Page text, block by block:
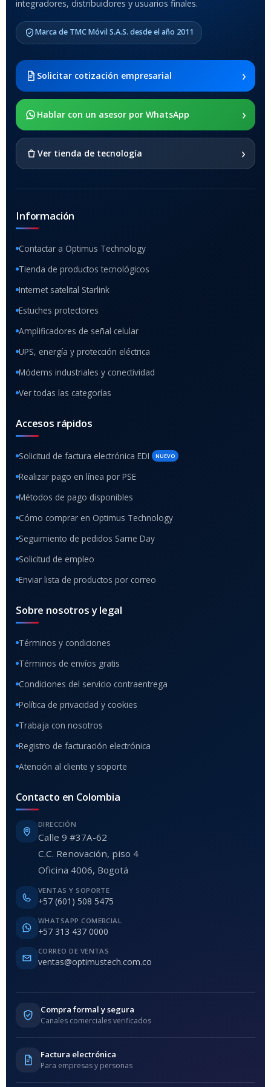
MODELO DE TABLETS
COMPATIBLES
2021 SM-x200 / Samsung
Galaxy Tab A8 10.5 2021 SM-
x205
SOPORTE DE APOYO
integradores, distribuidores y usuarios finales.
Marca de TMC Móvil S.A.S. desde el año 2011
Solicitar cotización empresarial ›
Hablar con un asesor por WhatsApp ›
Ver tienda de tecnología ›
Información
Contactar a Optimus Technology
Tienda de productos tecnológicos
Internet satelital Starlink
Estuches protectores
Amplificadores de señal celular
UPS, energía y protección eléctrica
Módems industriales y conectividad
Ver todas las categorías
Accesos rápidos
Solicitud de factura electrónica EDI NUEVO
Realizar pago en línea por PSE
Métodos de pago disponibles
Cómo comprar en Optimus Technology
Seguimiento de pedidos Same Day
Solicitud de empleo
Enviar lista de productos por correo
Sobre nosotros y legal
Términos y condiciones
Términos de envíos gratis
Condiciones del servicio contraentrega
Política de privacidad y cookies
Trabaja con nosotros
Registro de facturación electrónica
Atención al cliente y soporte
Contacto en Colombia
DIRECCIÓN
Calle 9 #37A-62
C.C. Renovación, piso 4
Oficina 4006, Bogotá
VENTAS Y SOPORTE
+57 (601) 508 5475
WHATSAPP COMERCIAL
+57 313 437 0000
CORREO DE VENTAS
ventas@optimustech.com.co
Compra formal y segura
Canales comerciales verificados
Factura electrónica
Para empresas y personas